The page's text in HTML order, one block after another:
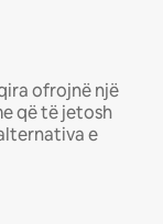
ofrojnë një
që të jetosh
e